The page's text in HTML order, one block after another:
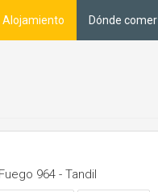
Alojamiento Dónde comer
964 - Tandil